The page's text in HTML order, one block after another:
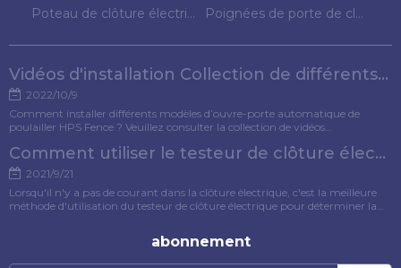
Poteau de clôture électrique
Poignées de porte de clôture électrique
Vidéos d'installation Collection de différents modèles d'ouvre-porte pour poulets
2022/10/9
Comment installer différents modèles d’ouvre-porte automatique de
poulailler HPS Fence ? Veuillez consulter la collection de vidéos
Comment utiliser le testeur de clôture électrique ?
2021/9/21
Lorsqu'il n'y a pas de courant dans la clôture électrique, c'est la meilleure
méthode d'utilisation du testeur de clôture électrique pour déterminer la
abonnement